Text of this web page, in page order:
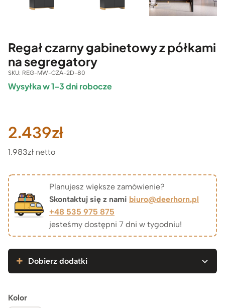
Regał czarny gabinetowy z półkami
na segregatory
SKU: REG-MW-CZA-2D-80
Wysyłka w 1–3 dni robocze
2.439zł
1.983zł netto
Planujesz większe zamówienie?
Skontaktuj się z nami biuro@deerhorn.pl
+48 535 975 875
jesteśmy dostępni 7 dni w tygodniu!
Dobierz dodatki
Kolor